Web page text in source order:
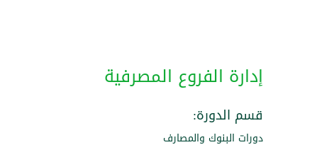
إدارة الفروع المصرفية
قسم الدورة:
دورات البنوك والمصارف